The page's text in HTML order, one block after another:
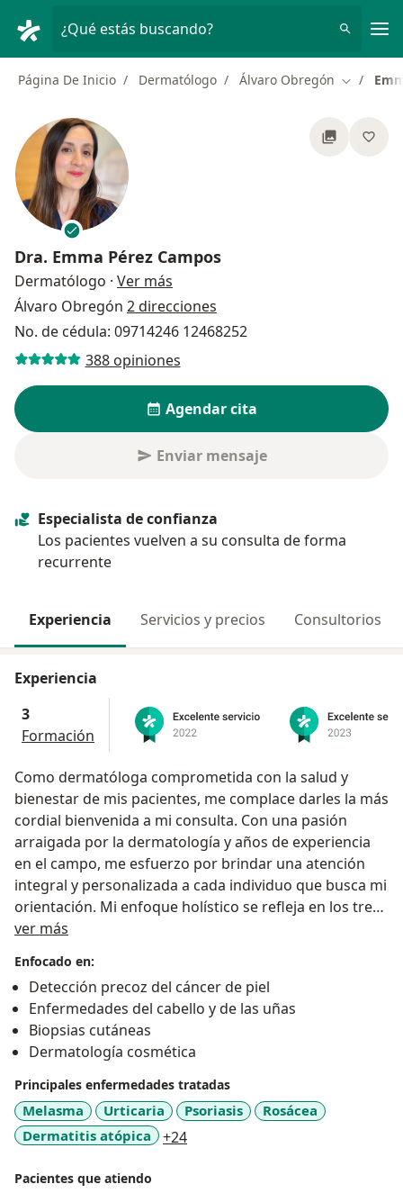
¿Qué estás buscando?
Página De Inicio Dermatólogo Álvaro Obregón Cambiar
Dra. Emma Pérez Campos
Dermatólogo · Ver más
Álvaro Obregón 2 direcciones
No. de cédula: 09714246 12468252
388 opiniones
Agendar cita
Enviar mensaje
Especialista de confianza
Los pacientes vuelven a su consulta de forma
recurrente
Experiencia Servicios y precios Consultorios
Experiencia
3
Formación
Como dermatóloga comprometida con la salud y
bienestar de mis pacientes, me complace darles la más
cordial bienvenida a mi consulta. Con una pasión
arraigada por la dermatología y años de experiencia
en el campo, me esfuerzo por brindar una atención
integral y personalizada a cada individuo que busca mi
orientación. Mi enfoque holístico se refleja en los tres
pilares fundamentales de mis servicios: diagnóstico
cercano.
Mi compromiso va más allá de abordar las
preocupaciones estéticas, ya que entiendo que la
salud de la piel es esencial para la confianza y el
bienestar general. Los invito a agendar una cita en mi
consultorio en santa fe, donde juntos podemos trazar
el camino hacia una piel saludable y radiante.
ver más
Enfocado en:
Detección precoz del cáncer de piel
Enfermedades del cabello y de las uñas
Biopsias cutáneas
Dermatología cosmética
Principales enfermedades tratadas
Melasma Urticaria Psoriasis
Rosácea
Dermatitis atópica
+24a11y_sr_more_diseases
Pacientes que atiendo